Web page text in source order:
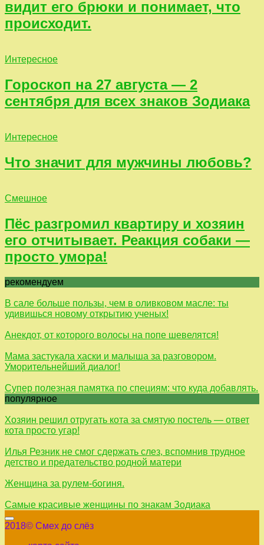
видит его брюки и понимает, что
происходит.
Интересное
Гороскоп на 27 августа — 2
сентября для всех знаков Зодиака
Интересное
Что значит для мужчины любовь?
Смешное
Пёс разгромил квартиру и хозяин
его отчитывает. Реакция собаки —
просто умора!
рекомендуем
В сале больше пользы, чем в оливковом масле: ты
удивишься новому открытию ученых!
Анекдот, от которого волосы на попе шевелятся!
Мама застукала хаски и малыша за разговором.
Уморительнейший диалог!
Супер полезная памятка по специям: что куда добавлять.
популярное
Хозяин решил отругать кота за смятую постель — ответ
кота просто угар!
Илья Резник не смог сдержать слез, вспомнив трудное
детство и предательство родной матери
Женщина за рулем-богиня.
Самые красивые женщины по знакам Зодиака
2018© Смех до слёз